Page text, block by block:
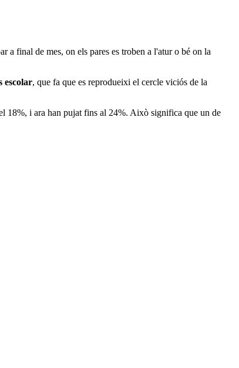
a final de mes, on els pares es troben a l'atur o bé on la
escolar, que fa que es reprodueixi el cercle viciós de la
18%, i ara han pujat fins al 24%. Això significa que un de